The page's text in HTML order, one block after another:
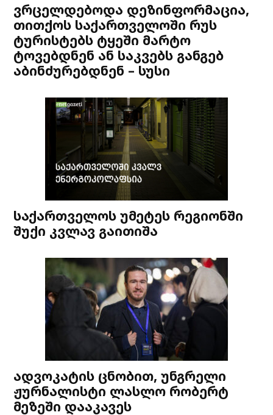
ვრცელდებოდა დეზინფორმაცია,
თითქოს საქართველოში რუს
ტურისტებს ტყეში მარტო
ტოვებდნენ ან საკვებს განგებ
აბინძურებდნენ – სუსი
საქართველოს უმეტეს რეგიონში
შუქი კვლავ გაითიშა
ადვოკატის ცნობით, უნგრელი
ჟურნალისტი ლასლო რობერტ
მეზეში დააკავეს